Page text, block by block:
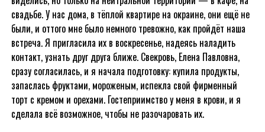
свадьбе. У нас дома, в тёплой квартире на окраине, они ещё не
были, и оттого мне было немного тревожно, как пройдёт наша
встреча. Я пригласила их в воскресенье, надеясь наладить
контакт, узнать друг друга ближе. Свекровь, Елена Павловна,
сразу согласилась, и я начала подготовку: купила продукты,
запаслась фруктами, мороженым, испекла свой фирменный
торт с кремом и орехами. Гостеприимство у меня в крови, и я
сделала всё возможное, чтобы не разочаровать их.